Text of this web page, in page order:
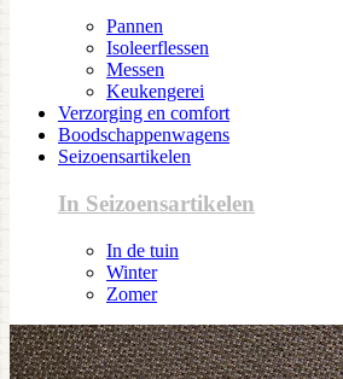
Pannen
Isoleerflessen
Messen
Keukengerei
Verzorging en comfort
Boodschappenwagens
Seizoensartikelen
In Seizoensartikelen
In de tuin
Winter
Zomer